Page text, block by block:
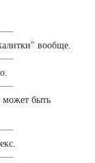
вообще.
может быть